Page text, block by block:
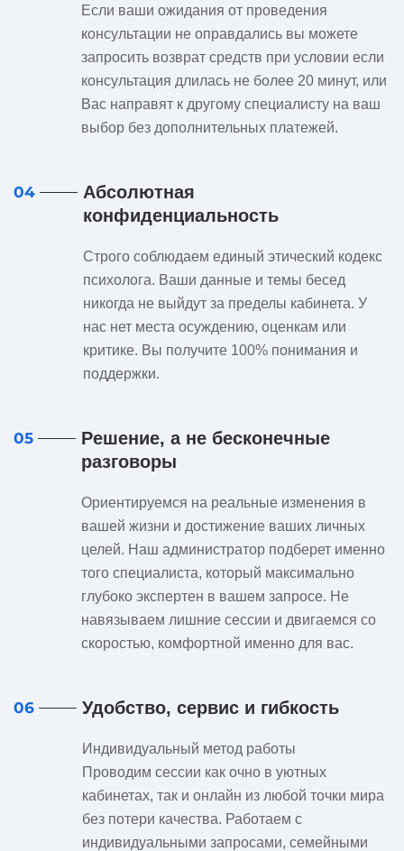
Если ваши ожидания от проведения
консультации не оправдались вы можете
запросить возврат средств при условии если
консультация длилась не более 20 минут, или
Вас направят к другому специалисту на ваш
выбор без дополнительных платежей.
04
Абсолютная
конфиденциальность
Строго соблюдаем единый этический кодекс
психолога. Ваши данные и темы бесед
никогда не выйдут за пределы кабинета. У
нас нет места осуждению, оценкам или
критике. Вы получите 100% понимания и
поддержки.
05
Решение, а не бесконечные
разговоры
Ориентируемся на реальные изменения в
вашей жизни и достижение ваших личных
целей. Наш администратор подберет именно
того специалиста, который максимально
глубоко экспертен в вашем запросе. Не
навязываем лишние сессии и двигаемся со
скоростью, комфортной именно для вас.
06 Удобство, сервис и гибкость
Индивидуальный метод работы
Проводим сессии как очно в уютных
кабинетах, так и онлайн из любой точки мира
без потери качества. Работаем с
индивидуальными запросами, семейными